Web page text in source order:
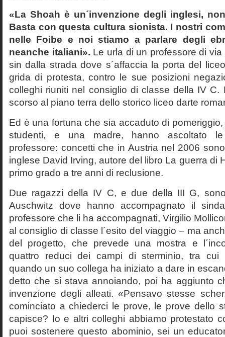
«La Shoah è un´invenzione degli inglesi,
Basta con questa cultura sionista. I nostri
nelle Foibe e noi stiamo a parlare degli
neanche italiani». Le urla di un professore di
sin dalla strada dove s´affaccia la porta del
grida di protesta, contro le sue posizioni
colleghi riuniti nel consiglio di classe della IV C.
scorso al piano terra dello storico liceo darte
Ed è una fortuna che sia accaduto di
studenti, e una madre, hanno ascoltato le
professore: concetti che in Austria nel 2006
inglese David Irving, autore del libro La guerra di
primo grado a tre anni di reclusione.
Due ragazzi della IV C, e due della III G,
Auschwitz dove hanno accompagnato il
professore che li ha accompagnati, Virgilio
al consiglio di classe l´esito del viaggio – ma
del progetto, che prevede una mostra e
quattro reduci dei campi di sterminio, tra cui
quando un suo collega ha iniziato a dare in
detto che si stava annoiando, poi ha aggiunto
invenzione degli alleati. «Pensavo stesse
cominciato a chiederci le prove, le prove dello
capisce? Io e altri colleghi abbiamo protestato
puoi sostenere questo abominio, sei un